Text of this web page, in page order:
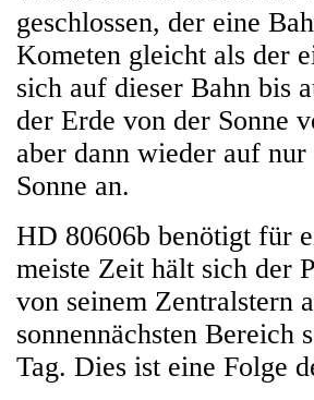
geschlossen, der eine
Kometen gleicht als der
sich auf dieser Bahn bis
der Erde von der Sonne
aber dann wieder auf
Sonne an.
HD 80606b benötigt für
meiste Zeit hält sich der
von seinem Zentralstern
sonnennächsten Bereich
Tag. Dies ist eine Folge